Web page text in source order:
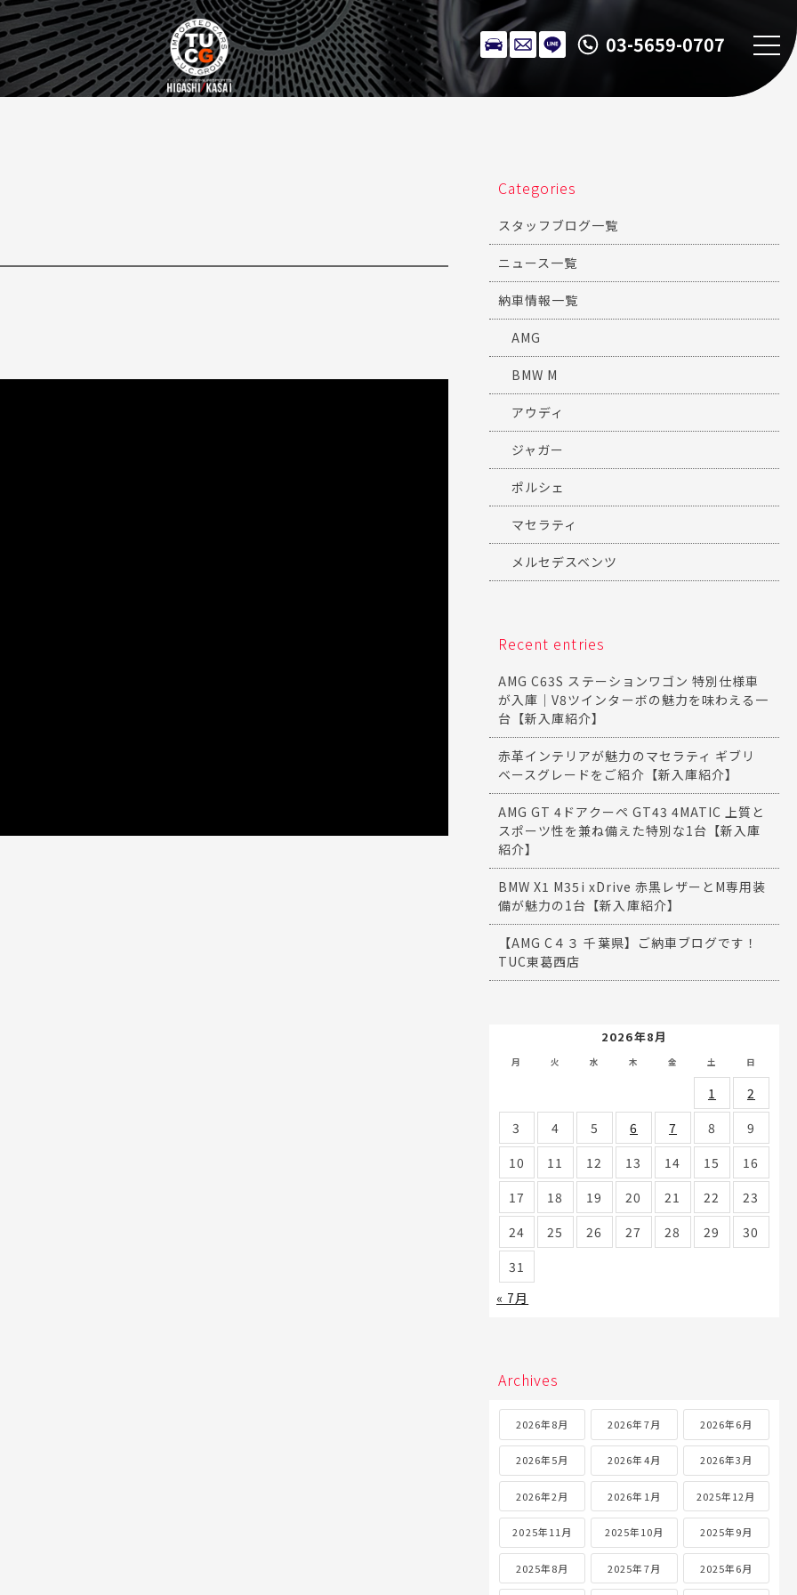
03-5659-0707
Categories
スタッフブログ一覧
ニュース一覧
納車情報一覧
AMG
BMW M
アウディ
ジャガー
ポルシェ
マセラティ
メルセデスベンツ
Recent entries
AMG C63S ステーションワゴン 特別仕様車
が入庫｜V8ツインターボの魅力を味わえる一
台【新入庫紹介】
赤革インテリアが魅力のマセラティ ギブリ
ベースグレードをご紹介【新入庫紹介】
AMG GT 4ドアクーペ GT43 4MATIC 上質と
スポーツ性を兼ね備えた特別な1台【新入庫
紹介】
BMW X1 M35i xDrive 赤黒レザーとM専用装
備が魅力の1台【新入庫紹介】
【AMG C４３ 千葉県】ご納車ブログです！
TUC東葛西店
2026年8月
月 火 水 木 金 土 日
1
2
3
4 5 6 7 8
9
10
11 12 13 14 15
16
17
18 19 20 21 22
23
24
25 26 27 28 29
30
31
« 7月
Archives
2026年8月 2026年7月 2026年6月
2026年5月 2026年4月 2026年3月
2026年2月 2026年1月 2025年12月
2025年11月 2025年10月 2025年9月
2025年8月 2025年7月 2025年6月